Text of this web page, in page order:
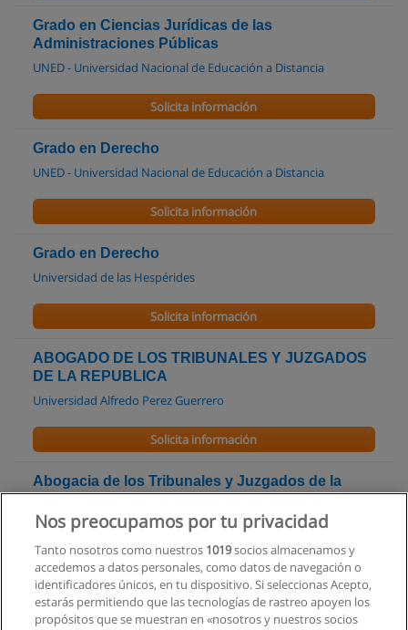
Grado en Ciencias Jurídicas de las
Administraciones Públicas
UNED - Universidad Nacional de Educación a Distancia
Solicita información
Grado en Derecho
UNED - Universidad Nacional de Educación a Distancia
Solicita información
Grado en Derecho
Universidad de las Hespérides
Solicita información
ABOGADO DE LOS TRIBUNALES Y JUZGADOS
DE LA REPUBLICA
Universidad Alfredo Perez Guerrero
Solicita información
Abogacia de los Tribunales y Juzgados de la
República
Universidad Autónoma de Quito
Solicita información
Curso - Planes de Sucesión y Selección de
posibles sucesores
Nos preocupamos por tu privacidad
Tanto nosotros como nuestros 1019socios almacenamos y
accedemos a datos personales, como datos de navegación o
identificadores únicos, en tu dispositivo. Si seleccionas Acepto,
estarás permitiendo que las tecnologías de rastreo apoyen los
propósitos que se muestran en «nosotros y nuestros socios